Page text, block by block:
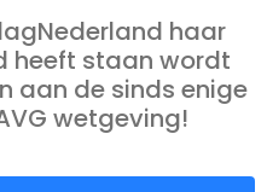
haar
heeft staan wordt
aan de sinds enige
wetgeving!